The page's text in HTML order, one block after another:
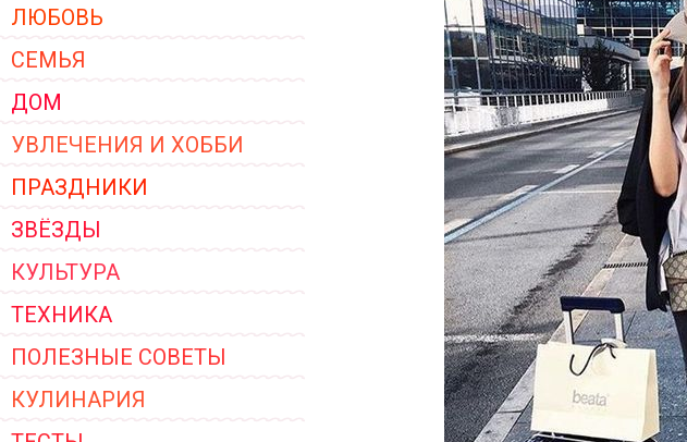
ЛЮБОВЬ
СЕМЬЯ
ДОМ
УВЛЕЧЕНИЯ И ХОББИ
ПРАЗДНИКИ
ЗВЁЗДЫ
КУЛЬТУРА
ТЕХНИКА
ПОЛЕЗНЫЕ СОВЕТЫ
КУЛИНАРИЯ